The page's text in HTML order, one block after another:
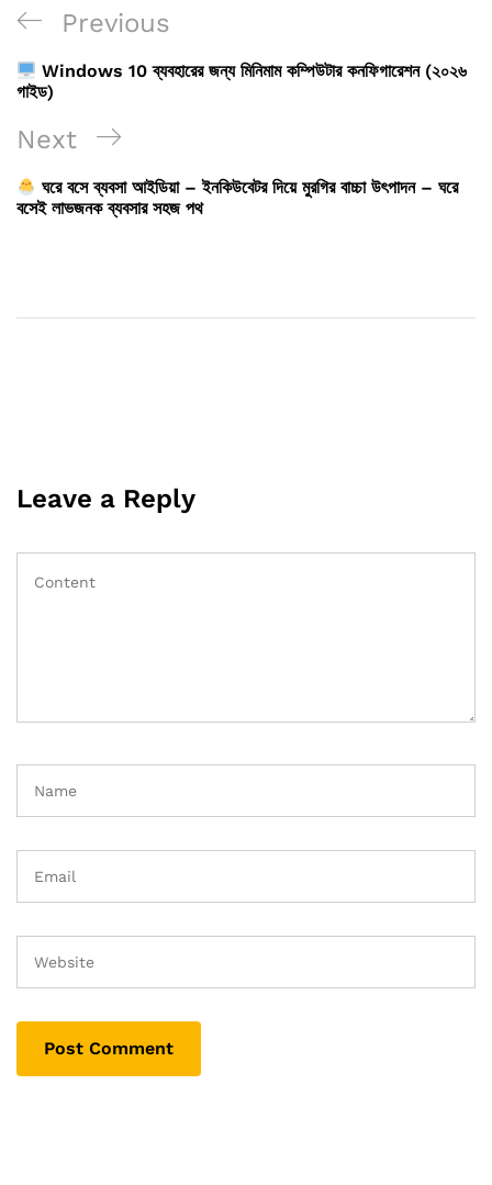
Post
navigation
Previous
Post
Previous
Windows 10 ব্যবহারের জন্য মিনিমাম কম্পিউটার কনফিগারেশন (২০২৬
গাইড)
Next
Post
Next
ঘরে বসে ব্যবসা আইডিয়া – ইনকিউবেটর দিয়ে মুরগির বাচ্চা উৎপাদন – ঘরে
বসেই লাভজনক ব্যবসার সহজ পথ
Leave a Reply